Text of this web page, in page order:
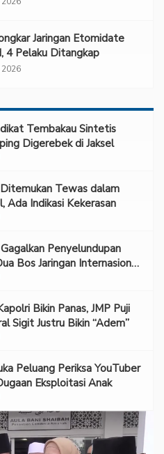
Jaringan Etomidate
4 Pelaku Ditangkap
Tembakau Sintetis
Digerebek di Jaksel
Tewas dalam
Ada Indikasi Kekerasan
Penyelundupan
Bos Jaringan Internasional
Bikin Panas, JMP Puji
Sigit Justru Bikin “Adem”
Peluang Periksa YouTuber
Eksploitasi Anak